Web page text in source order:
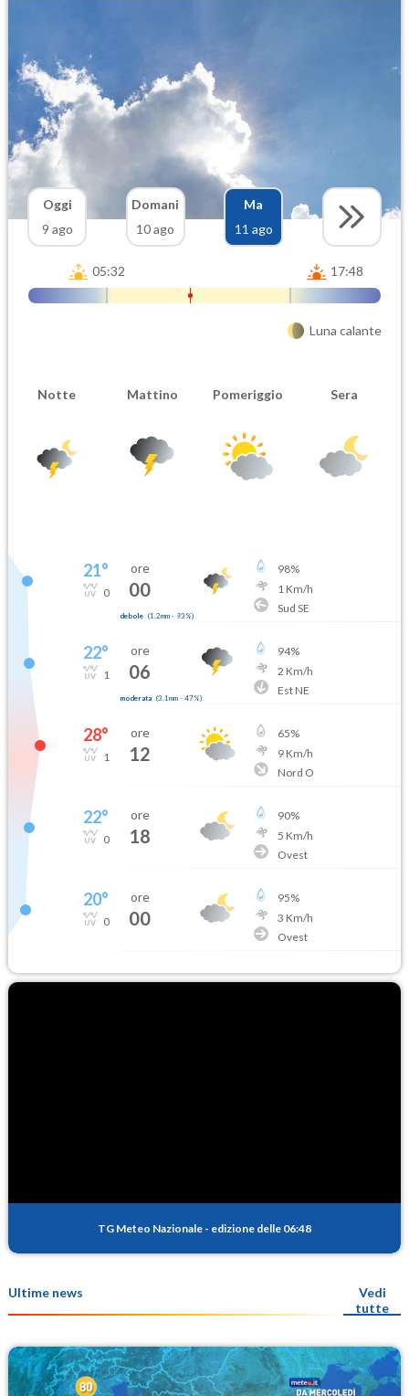
Oggi
9 ago
Domani
10 ago
Ma
11 ago
05:32 17:48
Luna calante
Notte Mattino Pomeriggio Sera
21°
0
ore
00
debole (1.2mm- 93 %)
98%
1 Km/h
Sud SE
22°
1
ore
06
moderata (3.1mm- 47%)
94%
2 Km/h
Est NE
28°
1
ore
12
65%
9Km/h
Nord O
22°
0
ore
18
90%
5 Km/h
Ovest
20°
0
ore
00
95%
3 Km/h
Ovest
TG Meteo Nazionale - edizione delle 06:48
Ultime news
Vedi
tutte